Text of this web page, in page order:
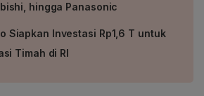
hingga Panasonic
Siapkan Investasi Rp1,6 T untuk
Timah di RI